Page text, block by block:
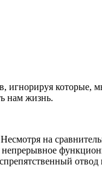
игнорируя которые,
нам жизнь.
на
непрерывное